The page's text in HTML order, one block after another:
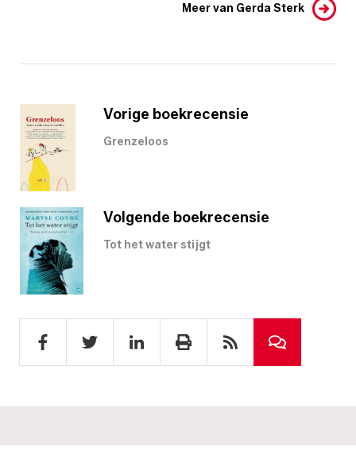
Meer van Gerda Sterk
Vorige boekrecensie
Grenzeloos
Volgende boekrecensie
Tot het water stijgt